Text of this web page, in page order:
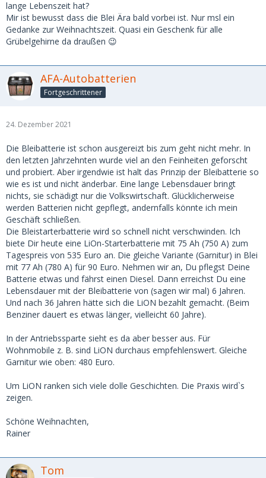
lange Lebenszeit hat?
Mir ist bewusst dass die Blei Ära bald vorbei ist. Nur msl ein
Gedanke zur Weihnachtszeit. Quasi ein Geschenk für alle
Grübelgehirne da draußen 😉
AFA-Autobatterien
Fortgeschrittener
24. Dezember 2021
Die Bleibatterie ist schon ausgereizt bis zum geht nicht mehr. In
den letzten Jahrzehnten wurde viel an den Feinheiten geforscht
und probiert. Aber irgendwie ist halt das Prinzip der Bleibatterie so
wie es ist und nicht änderbar. Eine lange Lebensdauer bringt
nichts, sie schädigt nur die Volkswirtschaft. Glücklicherweise
werden Batterien nicht gepflegt, andernfalls könnte ich mein
Geschäft schließen.
Die Bleistarterbatterie wird so schnell nicht verschwinden. Ich
biete Dir heute eine LiOn-Starterbatterie mit 75 Ah (750 A) zum
Tagespreis von 535 Euro an. Die gleiche Variante (Garnitur) in Blei
mit 77 Ah (780 A) für 90 Euro. Nehmen wir an, Du pflegst Deine
Batterie etwas und fährst einen Diesel. Dann erreichst Du eine
Lebensdauer mit der Bleibatterie von (sagen wir mal) 6 Jahren.
Und nach 36 Jahren hätte sich die LiON bezahlt gemacht. (Beim
Benziner dauert es etwas länger, vielleicht 60 Jahre).
In der Antriebssparte sieht es da aber besser aus. Für
Wohnmobile z. B. sind LiON durchaus empfehlenswert. Gleiche
Garnitur wie oben: 480 Euro.
Um LiON ranken sich viele dolle Geschichten. Die Praxis wird`s
zeigen.
Schöne Weihnachten,
Rainer
Tom